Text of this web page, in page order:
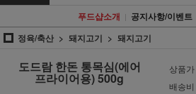
푸드샵소개 | 공지사항/이벤트
정육/축산
돼지고기 돼지고기
도드람 한돈 통목심(에어
프라이어용) 500g
상품가
배송비